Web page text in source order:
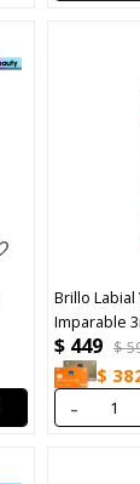
Brillo
Imparable
$ 449 $
$
-